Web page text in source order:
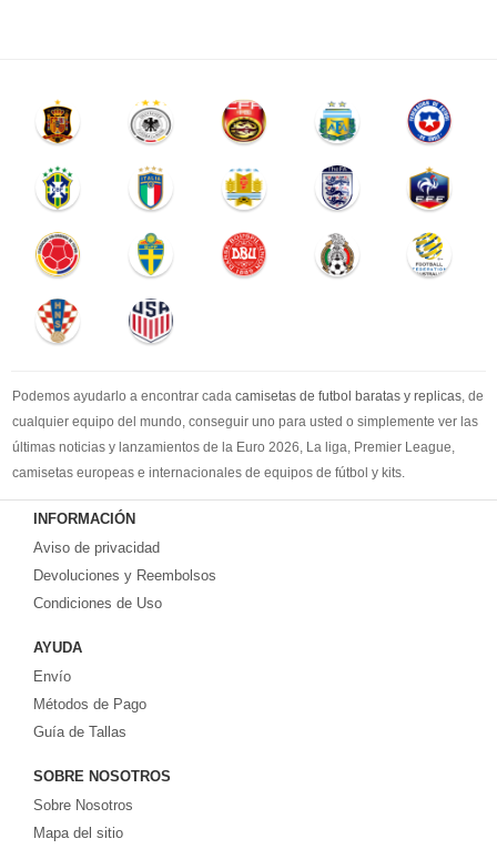
Podemos ayudarlo a encontrar cada camisetas de futbol baratas y replicas , de
cualquier equipo del mundo, conseguir uno para usted o simplemente ver las
últimas noticias y lanzamientos de la Euro 2026, La liga, Premier League,
camisetas europeas e internacionales de equipos de fútbol y kits.
Comprecamisetas de futbol baratasen la tienda deportiva más grande de
Europa. ¡Grandes ofertas en todas las camisetas del club de fútbol, ​​kits
europeos e internacionales, todo a los precios más bajos!
Compre nuestra gran selección de
equipaciones, camisetas y un portero a partir de €17.6. Diseños de fútbol
INFORMACIÓN
Aviso de privacidad
Devoluciones y Reembolsos
Condiciones de Uso
AYUDA
Envío
Métodos de Pago
Guía de Tallas
SOBRE NOSOTROS
Sobre Nosotros
Mapa del sitio